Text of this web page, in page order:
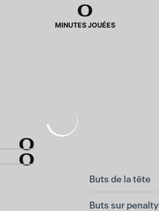
0
MINUTES JOUÉES
Buts de la tête
Buts sur penalty
0
0